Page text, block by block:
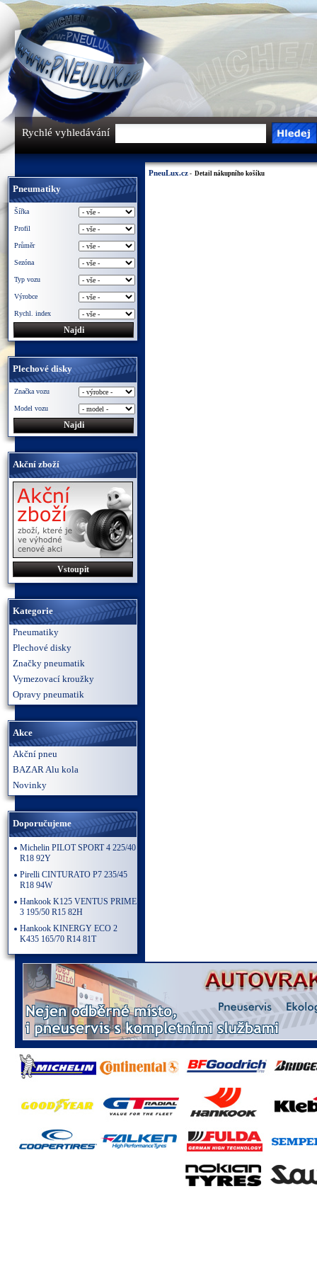
Rychlé vyhledávání
Pneumatiky
Šířka
Profil
Průměr
Sezóna
Typ vozu
Výrobce
Rychl. index
Plechové disky
Značka vozu
Model vozu
Akční zboží
Vstoupit
Kategorie
Pneumatiky
Plechové disky
Značky pneumatik
Vymezovací kroužky
Opravy pneumatik
Akce
Akční pneu
BAZAR Alu kola
Novinky
Doporučujeme
Michelin PILOT SPORT 4 225/40
R18 92Y
Pirelli CINTURATO P7 235/45
R18 94W
Hankook K125 VENTUS PRIME
3 195/50 R15 82H
Hankook KINERGY ECO 2
K435 165/70 R14 81T
PneuLux.cz - Detail nákupního košíku